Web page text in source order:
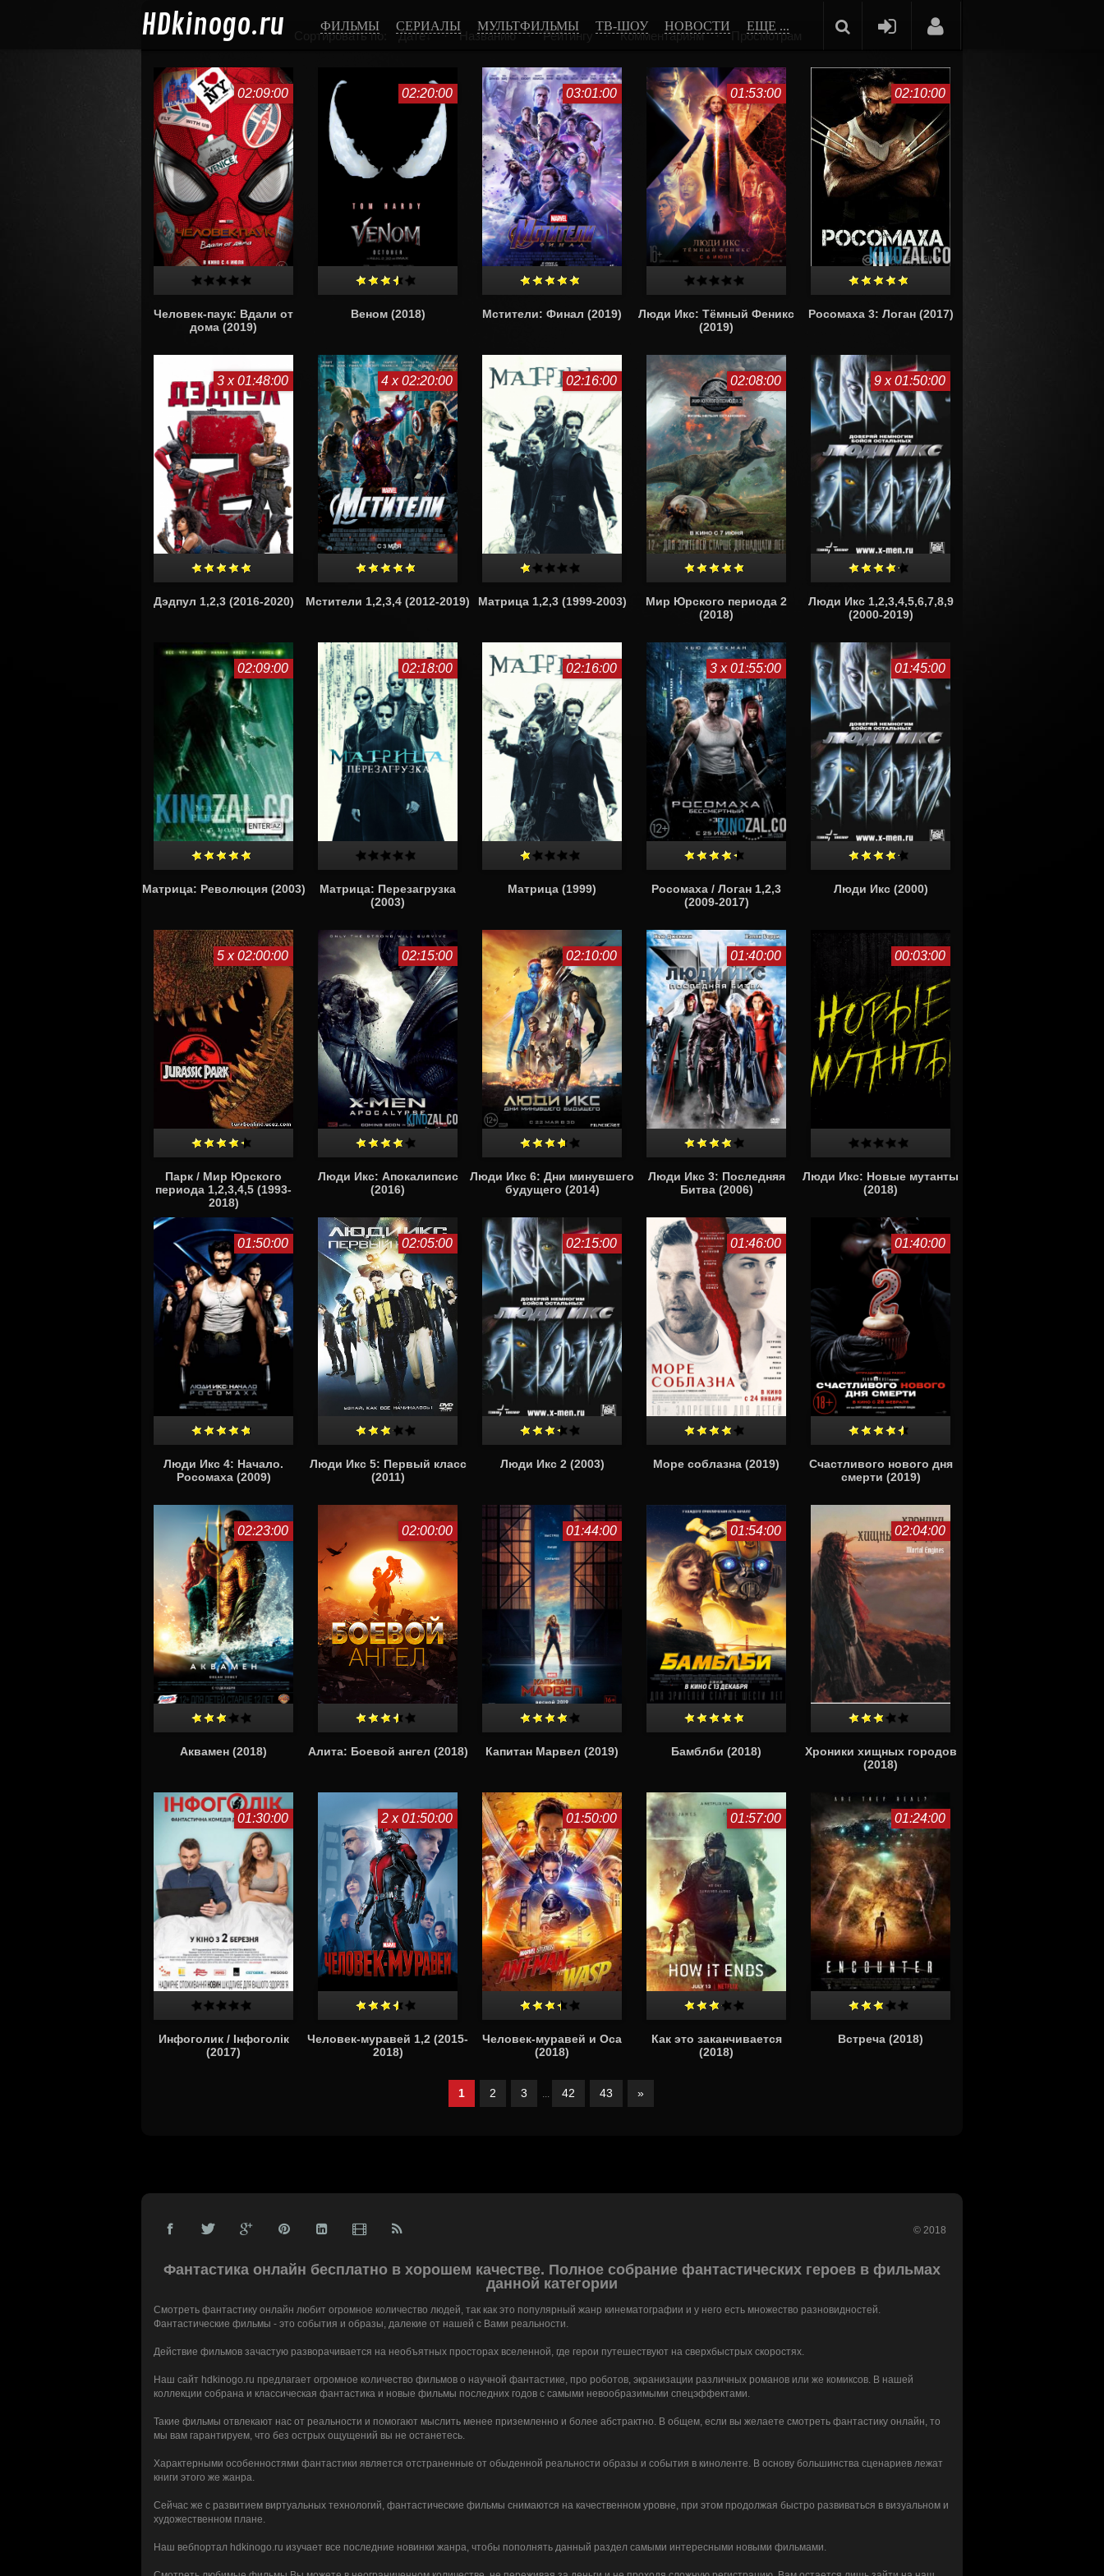
HDkinogo.ru ФИЛЬМЫ СЕРИАЛЫ МУЛЬТФИЛЬМЫ ТВ-ШОУ НОВОСТИ ЕЩЕ ...
Сортировать по: Дате · Названию · Рейтингу · Комментариям · Просмотрам
02:09:00
Человек-паук: Вдали от
дома (2019)
02:20:00
Веном (2018)
03:01:00
Мстители: Финал (2019)
01:53:00
Люди Икс: Тёмный Феникс
(2019)
02:10:00
Росомаха 3: Логан (2017)
3 x 01:48:00
Дэдпул 1,2,3 (2016-2020)
4 x 02:20:00
Мстители 1,2,3,4 (2012-2019)
02:16:00
Матрица 1,2,3 (1999-2003)
02:08:00
Мир Юрского периода 2
(2018)
9 x 01:50:00
Люди Икс 1,2,3,4,5,6,7,8,9
(2000-2019)
02:09:00
Матрица: Революция (2003)
02:18:00
Матрица: Перезагрузка
(2003)
02:16:00
Матрица (1999)
3 x 01:55:00
Росомаха / Логан 1,2,3
(2009-2017)
01:45:00
Люди Икс (2000)
5 x 02:00:00
Парк / Мир Юрского
периода 1,2,3,4,5 (1993-
2018)
02:15:00
Люди Икс: Апокалипсис
(2016)
02:10:00
Люди Икс 6: Дни минувшего
будущего (2014)
01:40:00
Люди Икс 3: Последняя
Битва (2006)
00:03:00
Люди Икс: Новые мутанты
(2018)
01:50:00
Люди Икс 4: Начало.
Росомаха (2009)
02:05:00
Люди Икс 5: Первый класс
(2011)
02:15:00
Люди Икс 2 (2003)
01:46:00
Море соблазна (2019)
01:40:00
Счастливого нового дня
смерти (2019)
02:23:00
Аквамен (2018)
02:00:00
Алита: Боевой ангел (2018)
01:44:00
Капитан Марвел (2019)
01:54:00
Бамблби (2018)
02:04:00
Хроники хищных городов
(2018)
01:30:00
Инфоголик / Інфоголік
(2017)
2 x 01:50:00
Человек-муравей 1,2 (2015-
2018)
01:50:00
Человек-муравей и Оса
(2018)
01:57:00
Как это заканчивается
(2018)
01:24:00
Встреча (2018)
1 2 3 ... 42 43 »
© 2018
Фантастика онлайн бесплатно в хорошем качестве. Полное собрание фантастических героев в фильмах
данной категории
Смотреть фантастику онлайн любит огромное количество людей, так как это популярный жанр кинематографии и у него есть множество разновидностей.
Фантастические фильмы - это события и образы, далекие от нашей с Вами реальности.
Действие фильмов зачастую разворачивается на необъятных просторах вселенной, где герои путешествуют на сверхбыстрых скоростях.
Наш сайт hdkinogo.ru предлагает огромное количество фильмов о научной фантастике, про роботов, экранизации различных романов или же комиксов. В нашей
коллекции собрана и классическая фантастика и новые фильмы последних годов с самыми невообразимыми спецэффектами.
Такие фильмы отвлекают нас от реальности и помогают мыслить менее приземленно и более абстрактно. В общем, если вы желаете смотреть фантастику онлайн, то
мы вам гарантируем, что без острых ощущений вы не останетесь.
Характерными особенностями фантастики является отстраненные от обыденной реальности образы и события в киноленте. В основу большинства сценариев лежат
книги этого же жанра.
Сейчас же с развитием виртуальных технологий, фантастические фильмы снимаются на качественном уровне, при этом продолжая быстро развиваться в визуальном и
художественном плане.
Наш вебпортал hdkinogo.ru изучает все последние новинки жанра, чтобы пополнять данный раздел самыми интересными новыми фильмами.